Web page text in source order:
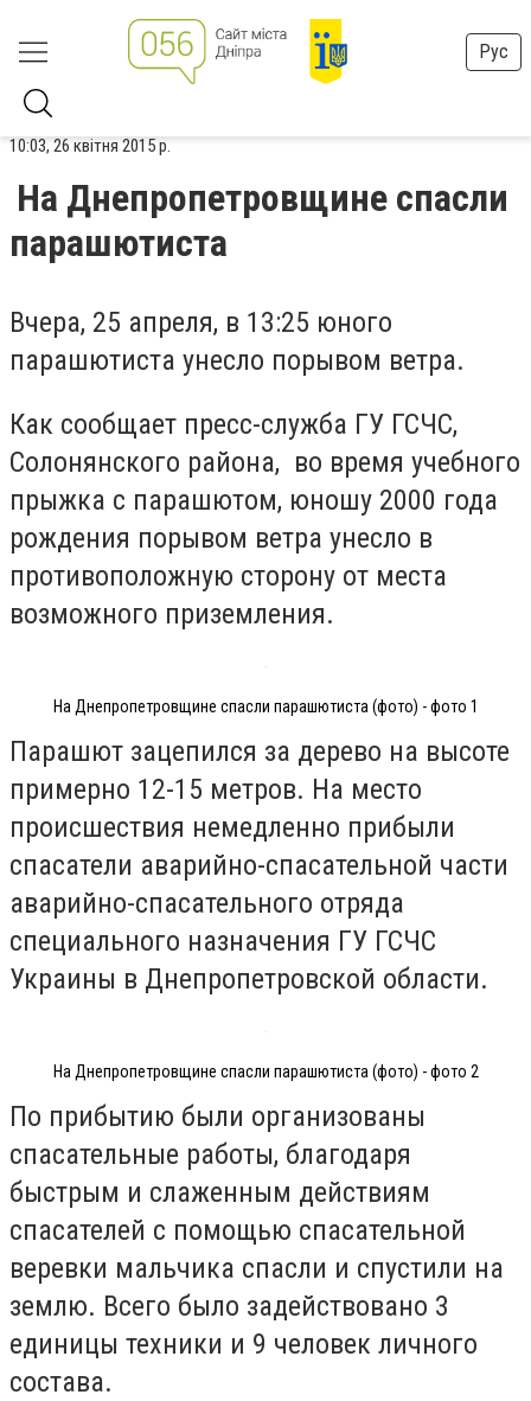
Рус
10:03, 26 квітня 2015 р.
На Днепропетровщине спасли
парашютиста
Вчера, 25 апреля, в 13:25 юного
парашютиста унесло порывом ветра.
Как сообщает пресс-служба ГУ ГСЧС,
Солонянского района, во время учебного
прыжка с парашютом, юношу 2000 года
рождения порывом ветра унесло в
противоположную сторону от места
возможного приземления.
На Днепропетровщине спасли парашютиста (фото) - фото 1
Парашют зацепился за дерево на высоте
примерно 12-15 метров. На место
происшествия немедленно прибыли
спасатели аварийно-спасательной части
аварийно-спасательного отряда
специального назначения ГУ ГСЧС
Украины в Днепропетровской области.
На Днепропетровщине спасли парашютиста (фото) - фото 2
По прибытию были организованы
спасательные работы, благодаря
быстрым и слаженным действиям
спасателей с помощью спасательной
веревки мальчика спасли и спустили на
землю. Всего было задействовано 3
единицы техники и 9 человек личного
состава.